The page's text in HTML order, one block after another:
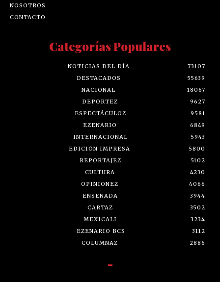
NOSOTROS
CONTACTO
Categorías Populares
NOTICIAS DEL DÍA
73107
DESTACADOS
55639
NACIONAL
18067
DEPORTEZ
9627
ESPECTÁCULOZ
9581
EZENARIO
6849
INTERNACIONAL
5943
EDICIÓN IMPRESA
5800
REPORTAJEZ
5102
CULTURA
4230
OPINIONEZ
4066
ENSENADA
3944
CARTAZ
3502
MEXICALI
3234
EZENARIO BCS
3112
COLUMNAZ
2886
-